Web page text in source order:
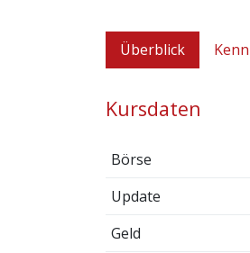
Überblick
Kursdaten
Börse
Update
Geld